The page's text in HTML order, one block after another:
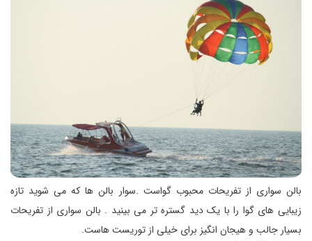
بالن سواری از تفریحات محبوب گواست .سوار بالن ها که می شوید تازه
زیبایی های گوا را با یک دید گستره تر می بینید . بالن سواری از تفریحات
بسیار جالب و هیجان انگیز برای خیلی از توریست هاست.